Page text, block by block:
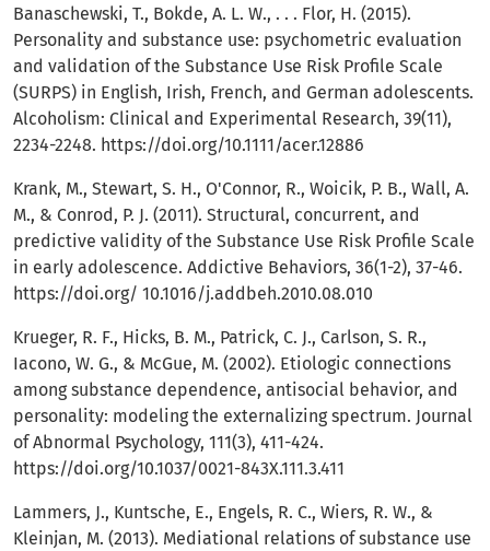
Banaschewski, T., Bokde, A. L. W., . . . Flor, H. (2015).
Personality and substance use: psychometric evaluation
and validation of the Substance Use Risk Profile Scale
(SURPS) in English, Irish, French, and German adolescents.
Alcoholism: Clinical and Experimental Research, 39(11),
2234-2248. https://doi.org/10.1111/acer.12886
Krank, M., Stewart, S. H., O'Connor, R., Woicik, P. B., Wall, A.
M., & Conrod, P. J. (2011). Structural, concurrent, and
predictive validity of the Substance Use Risk Profile Scale
in early adolescence. Addictive Behaviors, 36(1-2), 37-46.
https://doi.org/ 10.1016/j.addbeh.2010.08.010
Krueger, R. F., Hicks, B. M., Patrick, C. J., Carlson, S. R.,
Iacono, W. G., & McGue, M. (2002). Etiologic connections
among substance dependence, antisocial behavior, and
personality: modeling the externalizing spectrum. Journal
of Abnormal Psychology, 111(3), 411-424.
https://doi.org/10.1037/0021-843X.111.3.411
Lammers, J., Kuntsche, E., Engels, R. C., Wiers, R. W., &
Kleinjan, M. (2013). Mediational relations of substance use